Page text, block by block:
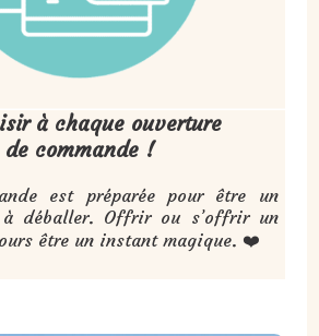
à chaque ouverture
de commande !
est préparée pour être un
déballer. Offrir ou s’offrir un
être un instant magique. ❤️